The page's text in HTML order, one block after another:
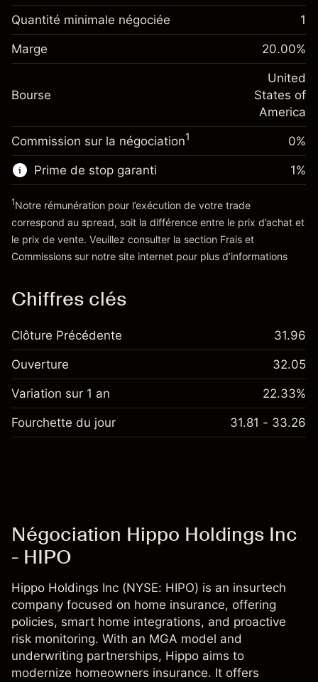
investissement
Ajustement des fonds de
Frais sur la valeur totale de la
-0.02154
%
(-$1.08)
Taille de la position avec effet de levier
Valeur nominale avec effet de levier
Marge. Votre
$1,000.00
overnight
position
-0.000682
%
(-$0.03)
Taille de la position avec effet de levier
~$5,000.00
Valeur nominale avec effet de levier
Vers la plateforme
Quantité minimale négociée 1
Marge 20.00%
Bourse
United
States of
America
Commission sur la négociation1 0%
Prime de stop garanti
'Tarifs et Frais
1%
1Notre rémunération pour l’exécution de votre trade
correspond au spread, soit la différence entre le prix d’achat et
le prix de vente. Veuillez consulter la section Frais et
Commissions sur notre site internet pour plus d’informations
Chiffres clés
Clôture Précédente 31.96
Ouverture 32.05
Variation sur 1 an 22.33%
Fourchette du jour 31.81 - 33.26
Négociation Hippo Holdings Inc
- HIPO
Hippo Holdings Inc (NYSE: HIPO) is an insurtech
company focused on home insurance, offering
policies, smart home integrations, and proactive
risk monitoring. With an MGA model and
underwriting partnerships, Hippo aims to
modernize homeowners insurance. It offers